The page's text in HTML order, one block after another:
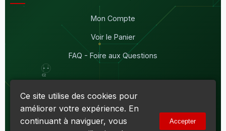
Mon Compte
Voir le Panier
FAQ - Foire aux Questions
© 2026Maddison Électronique Inc.
Politique de confidentialité & Cookies| Conditions d'utilisation
Ce site utilise des cookies pour
améliorer votre expérience. En
continuant à naviguer, vous
Accepter